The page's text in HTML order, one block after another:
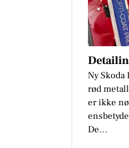
Ny Skoda
rød
er ikke
De...